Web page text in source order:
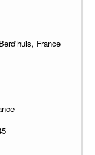
France